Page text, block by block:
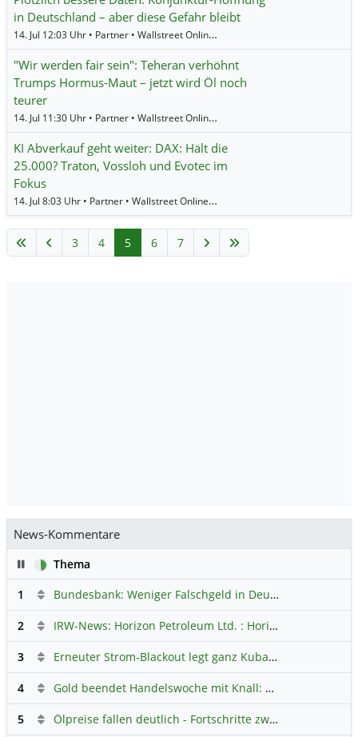
in Deutschland – aber diese Gefahr bleibt
14. Jul 12:03 Uhr • Partner • Wallstreet Online •
"Wir werden fair sein": Teheran verhöhnt
Trumps Hormus-Maut – jetzt wird Öl noch
teurer
14. Jul 11:30 Uhr • Partner • Wallstreet Online •
KI Abverkauf geht weiter: DAX: Hält die
25.000? Traton, Vossloh und Evotec im
Fokus
14. Jul 8:03 Uhr • Partner • Wallstreet Online •
3 4 5 6 7
News-Kommentare
PauseThema
1
Bundesbank: Weniger Falschgeld in Deutschland
2 IRW-News: Horizon Petroleum Ltd. : Horizon Petroleum beginnt mit der Testförderung im Projekt Lachowice in Polen und schließt die Platzierung einer überzeichneten Wandelanleihe ab
3 Erneuter Strom-Blackout legt ganz Kuba lahm
4 Gold beendet Handelswoche mit Knall: Barrick Mining – Ist diese Aktie wieder ein Kauf?
5 Ölpreise fallen deutlich - Fortschritte zwischen USA und Iran belasten